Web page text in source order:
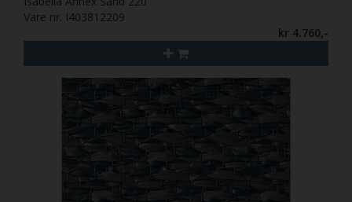
Vare nr. I403812209
kr 4.760,-